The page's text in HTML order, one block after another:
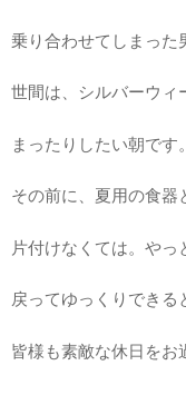
乗り合わせてしまった
世間は、シルバーウィ
まったりしたい朝です。
その前に、夏用の食器
片付けなくては。や
戻ってゆっくりできる
皆様も素敵な休日をお